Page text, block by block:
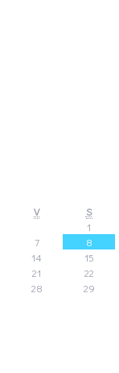
V
S
1
7
8
14
15
21
22
28
29